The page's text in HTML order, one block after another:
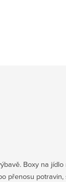
Boxy na
přenosu